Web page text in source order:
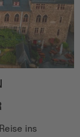
ins